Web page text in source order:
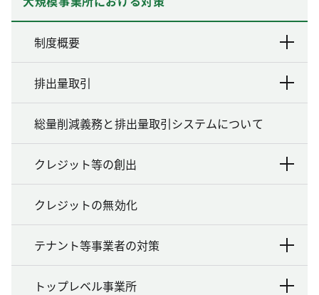
制度概要
排出量取引
総量削減義務と排出量取引システムについて
クレジット等の創出
クレジットの無効化
テナント等事業者の対策
トップレベル事業所